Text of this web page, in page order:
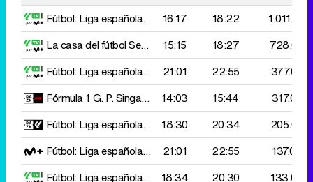
Fútbol: Liga españolaSevilla - Barcelona
16:17 18:22
1.011.000
La casa del fútbolSevilla - Barcelona 15:15 18:27
728.000
Fútbol: Liga españolaCelta Vigo - At. Madrid
21:01 22:55
377.000
Fórmula 1 G. P. Singapur 14:03 15:44
317.000
Fútbol: Liga españolaEspanyol - R. Betis
18:30 20:34
205.000
Fútbol: Liga españolaCelta Vigo - At. Madrid
21:01 22:55
137.000
Fútbol: Liga españolaR. Sociedad - Rayo Vallecano
18:34 20:30
133.000